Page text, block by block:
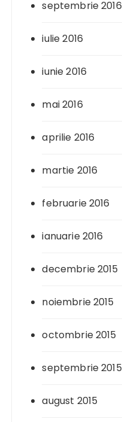
septembrie 2016
iulie 2016
iunie 2016
mai 2016
aprilie 2016
martie 2016
februarie 2016
ianuarie 2016
decembrie 2015
noiembrie 2015
octombrie 2015
septembrie 2015
august 2015